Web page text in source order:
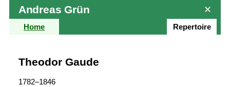
Andreas Grün ✕
Home Repertoire
Theodor Gaude
1782–1846